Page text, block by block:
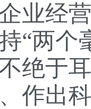
业经
“两
绝于
作出